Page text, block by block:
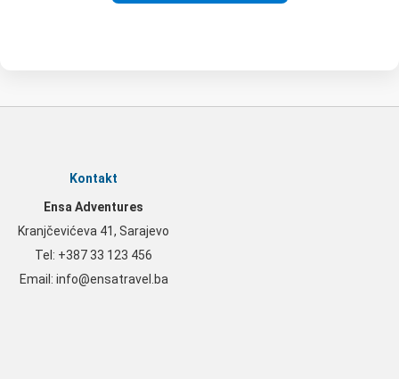
Kontakt
Ensa Adventures
Kranjčevićeva 41, Sarajevo
Tel: +387 33 123 456
Email: info@ensatravel.ba